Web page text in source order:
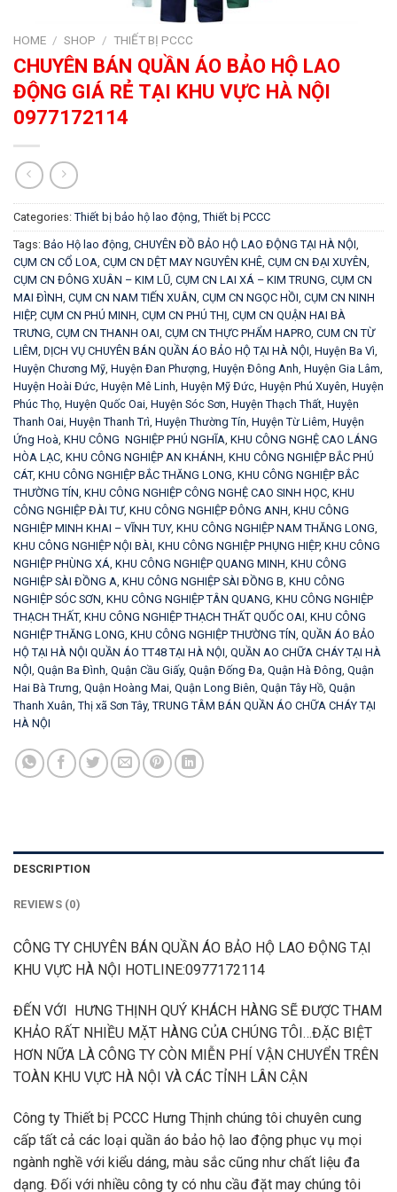
HOME / SHOP / THIẾT BỊ PCCC
CHUYÊN BÁN QUẦN ÁO BẢO HỘ LAO
ĐỘNG GIÁ RẺ TẠI KHU VỰC HÀ NỘI
0977172114
Categories: Thiết bị bảo hộ lao động, Thiết bị PCCC
Tags: Bảo Hộ lao động, CHUYÊN ĐỒ BẢO HỘ LAO ĐỘNG TẠI HÀ NỘI,
CỤM CN CỔ LOA, CỤM CN DỆT MAY NGUYÊN KHÊ, CỤM CN ĐẠI XUYÊN,
CỤM CN ĐÔNG XUÂN – KIM LŨ, CỤM CN LAI XÁ – KIM TRUNG, CỤM CN
MAI ĐÌNH, CỤM CN NAM TIẾN XUÂN, CỤM CN NGỌC HỒI, CỤM CN NINH
HIỆP, CỤM CN PHÚ MINH, CỤM CN PHÚ THỊ, CỤM CN QUẬN HAI BÀ
TRƯNG, CỤM CN THANH OAI, CỤM CN THỰC PHẨM HAPRO, CUM CN TỪ
LIÊM, DỊCH VỤ CHUYÊN BÁN QUẦN ÁO BẢO HỘ TẠI HÀ NỘI, Huyện Ba Vì,
Huyện Chương Mỹ, Huyện Đan Phượng, Huyện Đông Anh, Huyện Gia Lâm,
Huyện Hoài Đức, Huyện Mê Linh, Huyện Mỹ Đức, Huyện Phú Xuyên, Huyện
Phúc Thọ, Huyện Quốc Oai, Huyện Sóc Sơn, Huyện Thạch Thất, Huyện
Thanh Oai, Huyện Thanh Trì, Huyện Thường Tín, Huyện Từ Liêm, Huyện
Ứng Hoà, KHU CÔNG NGHIỆP PHÚ NGHĨA, KHU CÔNG NGHỆ CAO LÁNG
HÒA LẠC, KHU CÔNG NGHIỆP AN KHÁNH, KHU CÔNG NGHIỆP BẮC PHÚ
CÁT, KHU CÔNG NGHIỆP BẮC THĂNG LONG, KHU CÔNG NGHIỆP BẮC
THƯỜNG TÍN, KHU CÔNG NGHIỆP CÔNG NGHỆ CAO SINH HỌC, KHU
CÔNG NGHIỆP ĐÀI TƯ, KHU CÔNG NGHIỆP ĐÔNG ANH, KHU CÔNG
NGHIỆP MINH KHAI – VĨNH TUY, KHU CÔNG NGHIỆP NAM THĂNG LONG,
KHU CÔNG NGHIỆP NỘI BÀI, KHU CÔNG NGHIỆP PHỤNG HIỆP, KHU CÔNG
NGHIỆP PHÙNG XÁ, KHU CÔNG NGHIỆP QUANG MINH, KHU CÔNG
NGHIỆP SÀI ĐỒNG A, KHU CÔNG NGHIỆP SÀI ĐỒNG B, KHU CÔNG
NGHIỆP SÓC SƠN, KHU CÔNG NGHIỆP TÂN QUANG, KHU CÔNG NGHIỆP
THẠCH THẤT, KHU CÔNG NGHIỆP THẠCH THẤT QUỐC OAI, KHU CÔNG
NGHIỆP THĂNG LONG, KHU CÔNG NGHIỆP THƯỜNG TÍN, QUẦN ÁO BẢO
HỘ TẠI HÀ NỘI QUẦN ÁO TT48 TẠI HÀ NỘI, QUẦN AO CHỮA CHÁY TẠI HÀ
NỘI, Quận Ba Đình, Quận Cầu Giấy, Quận Đống Đa, Quận Hà Đông, Quận
Hai Bà Trưng, Quận Hoàng Mai, Quận Long Biên, Quận Tây Hồ, Quận
Thanh Xuân, Thị xã Sơn Tây, TRUNG TÂM BÁN QUẦN ÁO CHỮA CHÁY TẠI
HÀ NỘI
DESCRIPTION
REVIEWS (0)
CÔNG TY CHUYÊN BÁN QUẦN ÁO BẢO HỘ LAO ĐỘNG TẠI
KHU VỰC HÀ NỘI HOTLINE:0977172114
ĐẾN VỚI HƯNG THỊNH QUÝ KHÁCH HÀNG SẼ ĐƯỢC THAM
KHẢO RẤT NHIỀU MẶT HÀNG CỦA CHÚNG TÔI…ĐẶC BIỆT
HƠN NỮA LÀ CÔNG TY CÒN MIỄN PHÍ VẬN CHUYỂN TRÊN
TOÀN KHU VỰC HÀ NỘI VÀ CÁC TỈNH LÂN CẬN
Công ty Thiết bị PCCC Hưng Thịnh chúng tôi chuyên cung
cấp tất cả các loại quần áo bảo hộ lao động phục vụ mọi
ngành nghề với kiểu dáng, màu sắc cũng như chất liệu đa
dạng. Đối với nhiều công ty có nhu cầu đặt may chúng tôi